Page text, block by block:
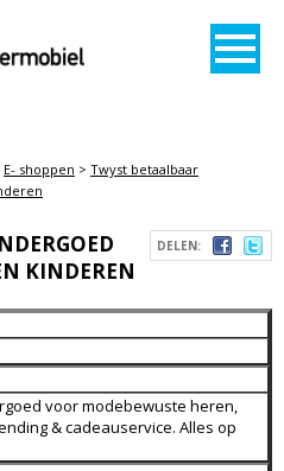
E- shoppen > Twyst betaalbaar
DELEN:
KINDEREN
voor modebewuste heren,
& cadeauservice. Alles op